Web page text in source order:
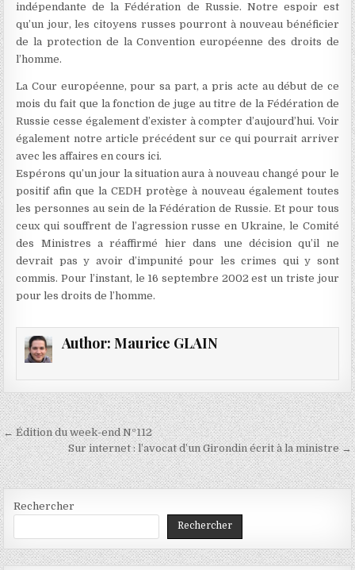
indépendante de la Fédération de Russie. Notre espoir est
qu’un jour, les citoyens russes pourront à nouveau bénéficier
de la protection de la Convention européenne des droits de
l’homme.
La Cour européenne, pour sa part, a pris acte au début de ce
mois du fait que la fonction de juge au titre de la Fédération de
Russie cesse également d’exister à compter d’aujourd’hui. Voir
également notre article précédent sur ce qui pourrait arriver
avec les affaires en cours ici.
Espérons qu’un jour la situation aura à nouveau changé pour le
positif afin que la CEDH protège à nouveau également toutes
les personnes au sein de la Fédération de Russie. Et pour tous
ceux qui souffrent de l’agression russe en Ukraine, le Comité
des Ministres a réaffirmé hier dans une décision qu’il ne
devrait pas y avoir d’impunité pour les crimes qui y sont
commis. Pour l’instant, le 16 septembre 2002 est un triste jour
pour les droits de l’homme.
Author: Maurice GLAIN
Navigation
de
l’article
← Édition du week-end Nº112
Sur internet : l’avocat d’un Girondin écrit à la ministre →
Rechercher
Rechercher